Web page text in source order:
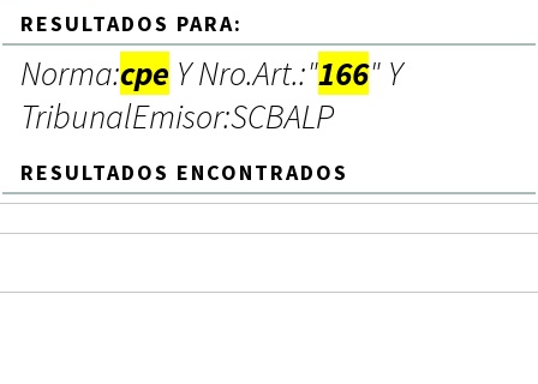
RESULTADOS PARA:
Norma:cpe Y Nro.Art.:"166" Y
TribunalEmisor:SCBALP
RESULTADOS ENCONTRADOS